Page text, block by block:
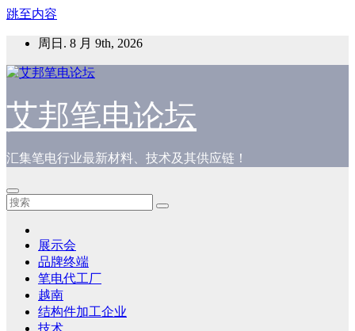
跳至内容
周日. 8 月 9th, 2026
艾邦笔电论坛
汇集笔电行业最新材料、技术及其供应链！
展示会
品牌终端
笔电代工厂
越南
结构件加工企业
技术